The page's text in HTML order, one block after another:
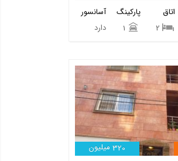
آسانسور
دارد
پارکینگ
اتاق
320 میلیون